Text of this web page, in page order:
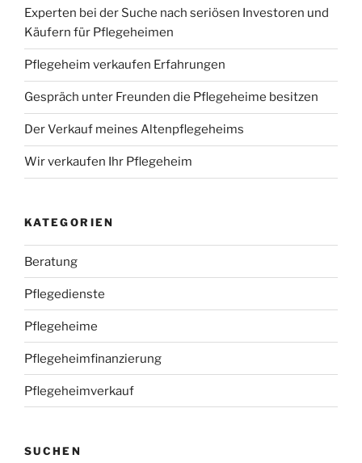
Experten bei der Suche nach seriösen Investoren und
Käufern für Pflegeheimen
Pflegeheim verkaufen Erfahrungen
Gespräch unter Freunden die Pflegeheime besitzen
Der Verkauf meines Altenpflegeheims
Wir verkaufen Ihr Pflegeheim
KATEGORIEN
Beratung
Pflegedienste
Pflegeheime
Pflegeheimfinanzierung
Pflegeheimverkauf
SUCHEN